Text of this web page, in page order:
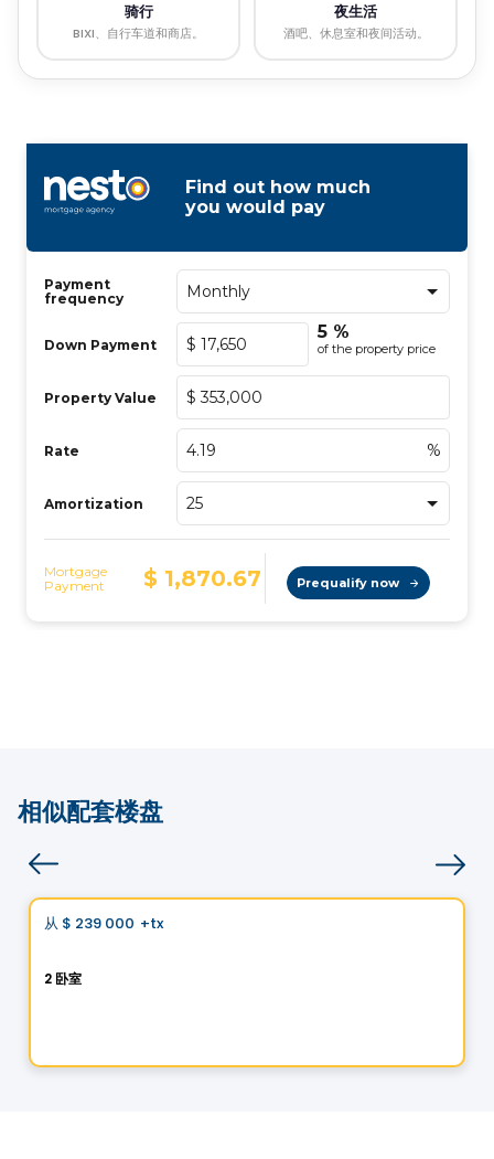
骑行
BIXI、自行车道和商店。
夜生活
酒吧、休息室和夜间活动。
相似配套楼盘
Promotion
Condo
从 $ 239 000 +tx
2 卧室